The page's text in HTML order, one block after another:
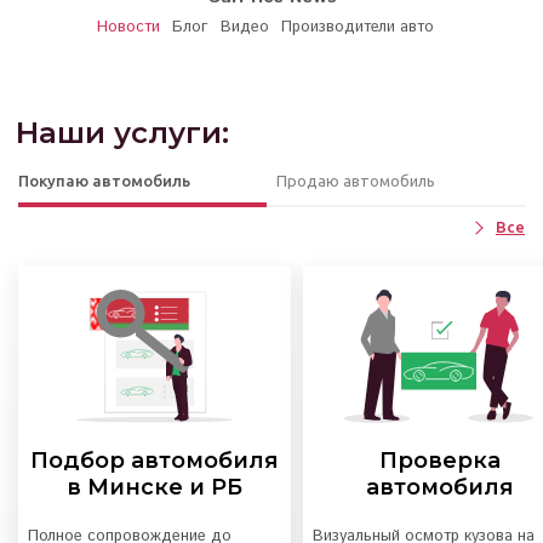
Новости Блог Видео Производители авто
Наши услуги:
Покупаю автомобиль Продаю автомобиль
Все
Подбор автомобиля
в Минске и РБ
Полное сопровождение до
Проверка
автомобиля
Визуальный осмотр кузова на